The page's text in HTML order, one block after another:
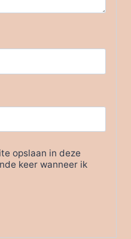
opslaan in deze
keer wanneer ik